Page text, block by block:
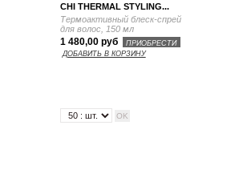
CHI THERMAL STYLING...
Термоактивный блеск-спрей
для волос, 150 мл
1 480,00 руб
ПРИОБРЕСТИ
ДОБАВИТЬ В КОРЗИНУ